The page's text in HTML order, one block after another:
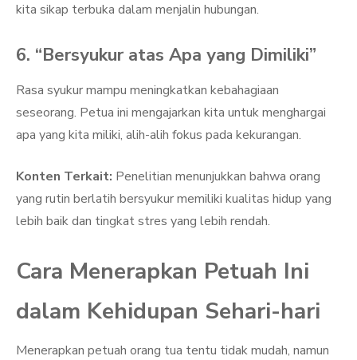
kita sikap terbuka dalam menjalin hubungan.
6. “Bersyukur atas Apa yang Dimiliki”
Rasa syukur mampu meningkatkan kebahagiaan
seseorang. Petua ini mengajarkan kita untuk menghargai
apa yang kita miliki, alih-alih fokus pada kekurangan.
Konten Terkait: Penelitian menunjukkan bahwa orang
yang rutin berlatih bersyukur memiliki kualitas hidup yang
lebih baik dan tingkat stres yang lebih rendah.
Cara Menerapkan Petuah Ini
dalam Kehidupan Sehari-hari
Menerapkan petuah orang tua tentu tidak mudah, namun